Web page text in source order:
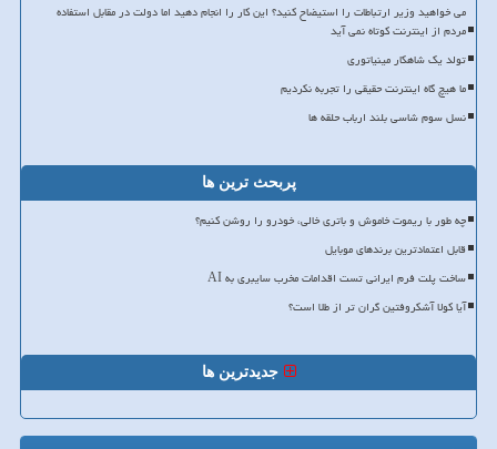
می خواهید وزیر ارتباطات را استیضاح کنید؟ این کار را انجام دهید اما دولت در مقابل استفاده
مردم از اینترنت کوتاه نمی آید
تولد یک شاهکار مینیاتوری
ما هیچ گاه اینترنت حقیقی را تجربه نکردیم
نسل سوم شاسی بلند ارباب حلقه ها
پربحث ترین ها
چه طور با ریموت خاموش و باتری خالی، خودرو را روشن کنیم؟
قابل اعتمادترین برندهای موبایل
ساخت پلت فرم ایرانی تست اقدامات مخرب سایبری به AI
آیا کولا آشکروفتین گران تر از طلا است؟
جدیدترین ها